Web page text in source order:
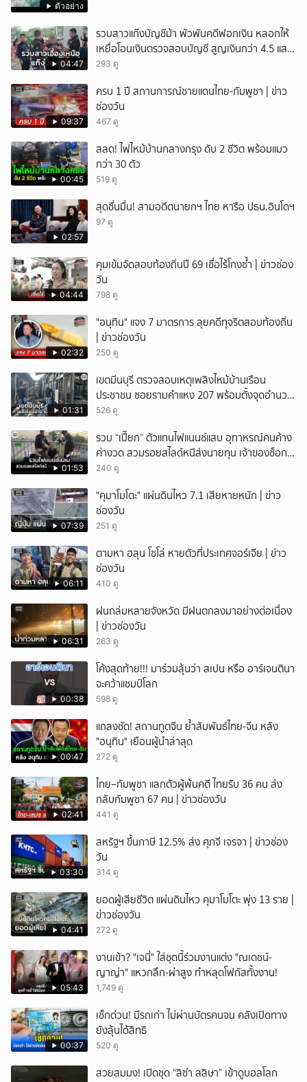
ตัวอย่าง
04:47
รวบสาวแก๊งบัญชีม้า พัวพันคดีฟอกเงิน หลอกให้
เหยื่อโอนเงินตรวจสอบบัญชี สูญเงินกว่า 4.5 แสน
บาท
293 ดู
09:37
ครบ 1 ปี สถานการณ์ชายแดนไทย-กัมพูชา | ข่าว
ช่องวัน
467 ดู
00:45
สลด! ไฟไหม้บ้านกลางกรุง ดับ 2 ชีวิต พร้อมแมว
กว่า 30 ตัว
519 ดู
02:57
สุดชื่นมื่น! สามอดีตนายกฯ ไทย หารือ ปธน.อินโดฯ
97 ดู
04:44
คุมเข้มจัดสอบท้องถิ่นปี 69 เชื่อไร้โกงซ้ำ | ข่าวช่อง
วัน
798 ดู
02:32
"อนุทิน" แจง 7 มาตรการ ลุยคดีทุจริตสอบท้องถิ่น
| ข่าวช่องวัน
250 ดู
01:31
เขตมีนบุรี ตรวจสอบเหตุเพลิงไหม้บ้านเรือน
ประชาชน ซอยรามคำแหง 207 พร้อมตั้งจุดอำนวย
การช่วยเหลือ
526 ดู
01:53
รวบ “เปี๊ยก” ตัวแทนไฟแนนซ์แสบ อุทาหรณ์คนค้าง
ค่างวด สวมรอยสไลด์หนีส่งนายทุน เจ้าของช็อก
หนี้ยังอยู่ - รถปลิว เสียหายกว่า 600,000 บาท
240 ดู
07:39
"คุมาโมโตะ" แผ่นดินไหว 7.1 เสียหายหนัก | ข่าว
ช่องวัน
251 ดู
06:11
ตามหา ฮลุน โซโล่ หายตัวที่ประเทศจอร์เจีย | ข่าว
ช่องวัน
410 ดู
06:31
ฝนถล่มหลายจังหวัด มีฝนตกลงมาอย่างต่อเนื่อง
| ข่าวช่องวัน
263 ดู
00:38
โค้งสุดท้าย!!! มาร่วมลุ้นว่า สเปน หรือ อาร์เจนตินา
จะคว้าแชมป์โลก
598 ดู
00:47
แถลงชัด! สถานทูตจีน ย้ำสัมพันธ์ไทย-จีน หลัง
"อนุทิน" เยือนผู้นำล่าสุด
272 ดู
02:41
ไทย–กัมพูชา แลกตัวผู้พ้นคดี ไทยรับ 36 คน ส่ง
กลับกัมพูชา 67 คน | ข่าวช่องวัน
441 ดู
03:30
สหรัฐฯ ขึ้นภาษี 12.5% ส่ง ศุภจี เจรจา | ข่าวช่อง
วัน
314 ดู
04:41
ยอดผู้เสียชีวิต แผ่นดินไหว คุมาโมโตะ พุ่ง 13 ราย |
ข่าวช่องวัน
272 ดู
05:43
งานเข้า? "เจนี่" ใส่ชุดนี้ร่วมงานแต่ง "ณเดชน์-
ญาญ่า" แหวกลึก-ผ่าสูง ทำหลุดโฟกัสทั้งงาน!
1,749 ดู
00:37
เช็กด่วน! มีรถเก่า ไม่ผ่านบัตรคนจน คลังเปิดทาง
ยังลุ้นได้สิทธิ
520 ดู
สวยสมมง! เปิดชุด “ลิซ่า ลลิษา” เข้าดูบอลโลก